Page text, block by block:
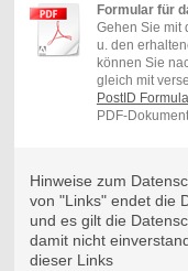
Formular für
Gehen Sie mit
u. den
können Sie
gleich mit
PostID
PDF-
Hinweise zum
von "Links" endet die
und es gilt die
damit nicht
dieser Links